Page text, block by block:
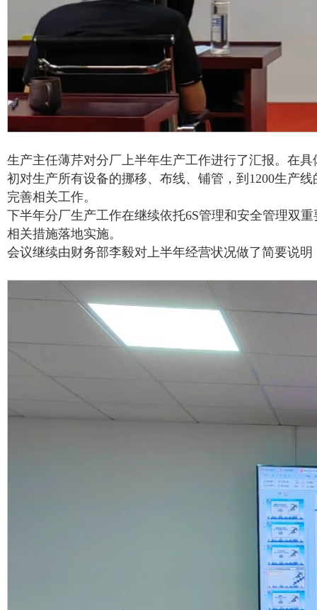
生产主任薄芹对分厂上半年生产工作进行了汇报。在
初对生产所有设备的挪移、布线、铺管，到1200生产
完善相关工作。
下半年分厂生产工作在继续依托6S管理和安全管理双
相关措施落地实施。
会议继续由财务部李毅对上半年经营状况做了简要说